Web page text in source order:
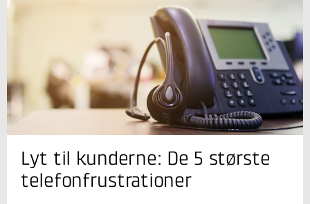
+45 72 20 30 00
Send e-mail
Lyt til kunderne: De 5 største
telefonfrustrationer